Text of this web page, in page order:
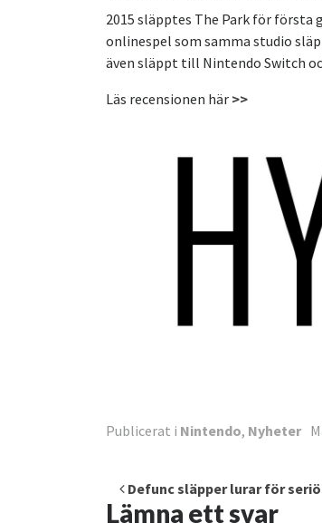
2015 släpptes The Park för första
onlinespel som samma studio
även släppt till Nintendo Switch
Läs recensionen här >>
Publicerat i Nintendo, Nyheter
Inläggsnavigering
Defunc släpper lurar för
Lämna ett svar